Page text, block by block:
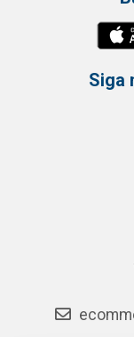
Siga